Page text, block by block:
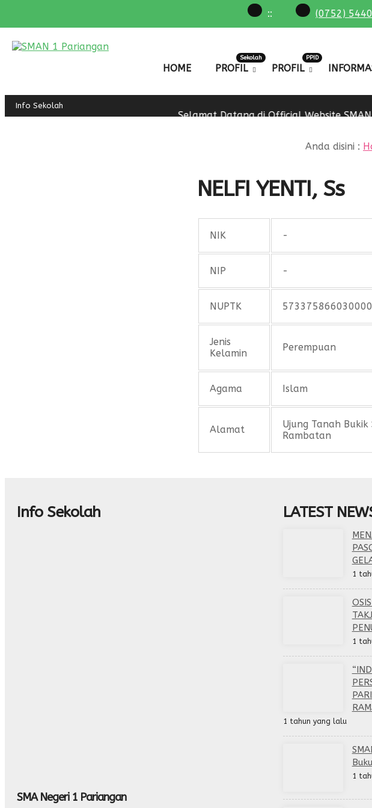
:: (0752)
HOME PROFIL
Sekolah
PROFIL
PPID
Info Sekolah
Selamat Datang di Official Website SMAN
Anda disini :
NELFI YENTI, Ss
NIK -
NIP -
NUPTK
Jenis
Kelamin
Perempuan
Agama Islam
Alamat
Ujung Tanah
Rambatan
Info Sekolah
SMA Negeri 1 Pariangan
LATEST
1
1
1 tahun yang lalu
1